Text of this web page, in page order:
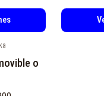
o